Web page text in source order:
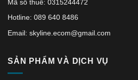
Mã số thuế: 0315244472
Hotline: 089 640 8486
Email: skyline.ecom@gmail.com
SẢN PHẨM VÀ DỊCH VỤ